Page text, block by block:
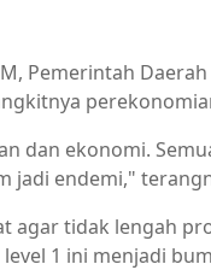
Pemerintah
dan ekonomi.
jadi endemi,"
agar tidak lengah
1 ini menjadi